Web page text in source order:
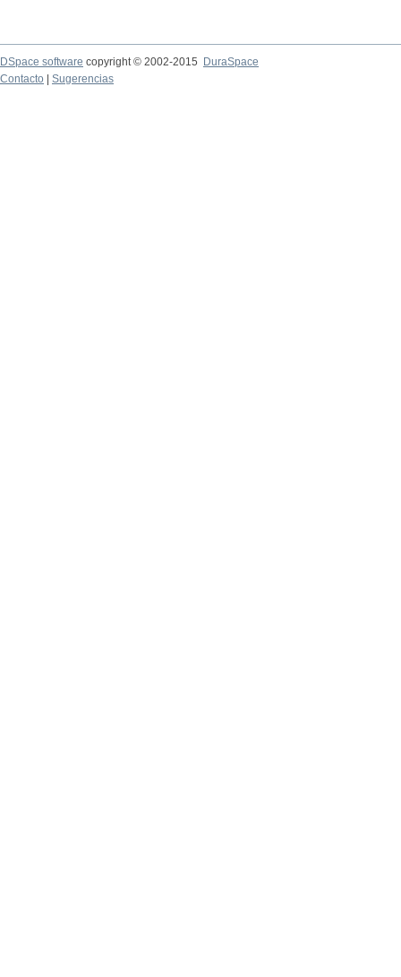
DSpace software copyright © 2002-2015
DuraSpace
Contacto
Sugerencias